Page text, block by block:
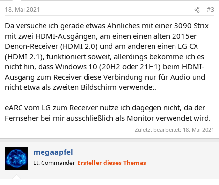
18. Mai 2021 #3
Da versuche ich gerade etwas Ahnliches mit einer 3090 Strix
mit zwei HDMI-Ausgängen, am einen einen alten 2015er
Denon-Receiver (HDMI 2.0) und am anderen einen LG CX
(HDMI 2.1), funktioniert soweit, allerdings bekomme ich es
nicht hin, dass Windows 10 (20H2 oder 21H1) beim HDMI-
Ausgang zum Receiver diese Verbindung nur für Audio und
nicht etwa als zweiten Bildschirm verwendet.
eARC vom LG zum Receiver nutze ich dagegen nicht, da der
Fernseher bei mir ausschließlich als Monitor verwendet wird.
Zuletzt bearbeitet: 18. Mai 2021
megaapfel
Lt. Commander Ersteller dieses Themas